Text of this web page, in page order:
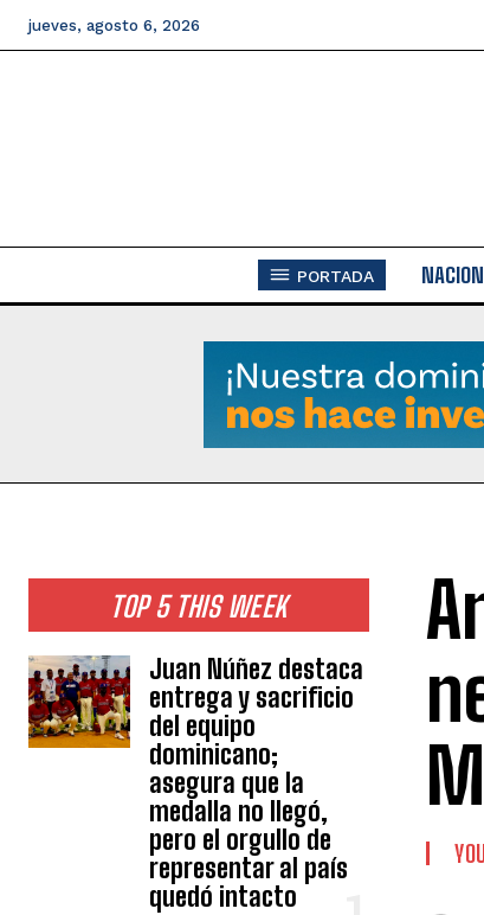
jueves, agosto 6, 2026
PORTADA
TOP 5 THIS WEEK
Juan Núñez destaca
entrega y sacrificio
del equipo
dominicano;
asegura que la
medalla no llegó,
pero el orgullo de
representar al país
quedó intacto